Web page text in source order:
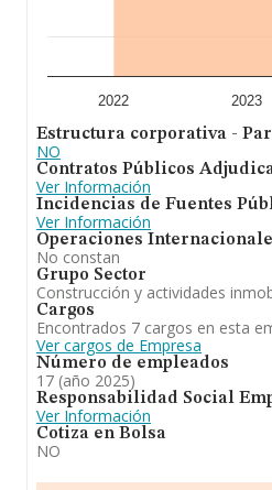
las compañías asciende a los
la información de la provincia
de euros. Con el fin de
las compañías, los empleados
En resumen,
Limitadase dedica a
telecomunicaciones. En cuanto
ranking de la provincia de
perdido posiciones frente al
2022 2023
Estructura corporativa -
NO
Contratos Públicos
Ver Información
Incidencias de Fuentes
Ver Información
Operaciones
No constan
Grupo Sector
Construcción y actividades
Cargos
Encontrados 7 cargos en esta
Ver cargos de Empresa
Número de empleados
17 (año 2025)
Responsabilidad Social
Ver Información
Cotiza en Bolsa
NO